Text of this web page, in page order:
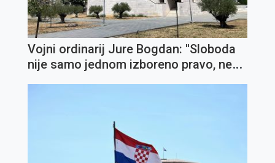
Vojni ordinarij Jure Bogdan: ''Sloboda
nije samo jednom izboreno pravo, nego